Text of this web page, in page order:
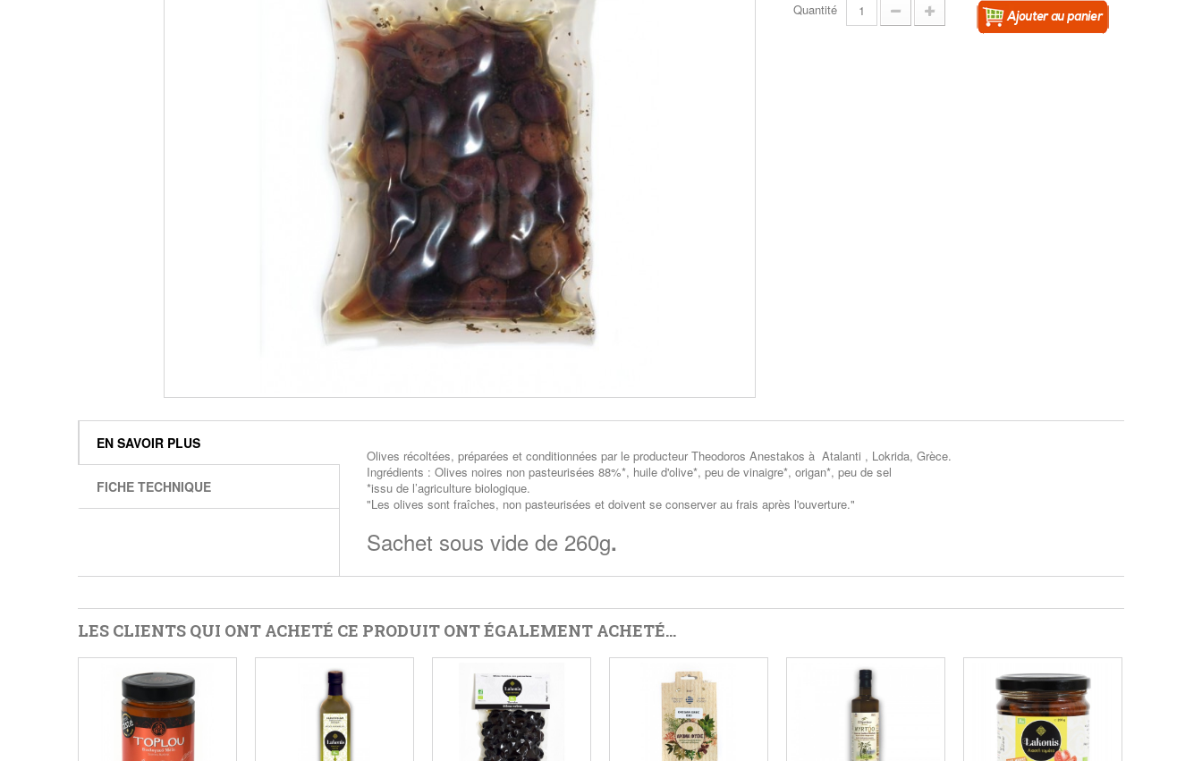
Quantité
EN SAVOIR PLUS
FICHE TECHNIQUE
Olives récoltées, préparées et conditionnées par le producteur Theodoros Anestakos à Atalanti , Lokrida, Grèce.
Ingrédients : Olives noires non pasteurisées 88%*, huile d'olive*, peu de vinaigre*, origan*, peu de sel
*issu de l’agriculture biologique.
"Les olives sont fraîches, non pasteurisées et doivent se conserver au frais après l'ouverture."
Sachet sous vide de 260g.
LES CLIENTS QUI ONT ACHETÉ CE PRODUIT ONT ÉGALEMENT ACHETÉ...